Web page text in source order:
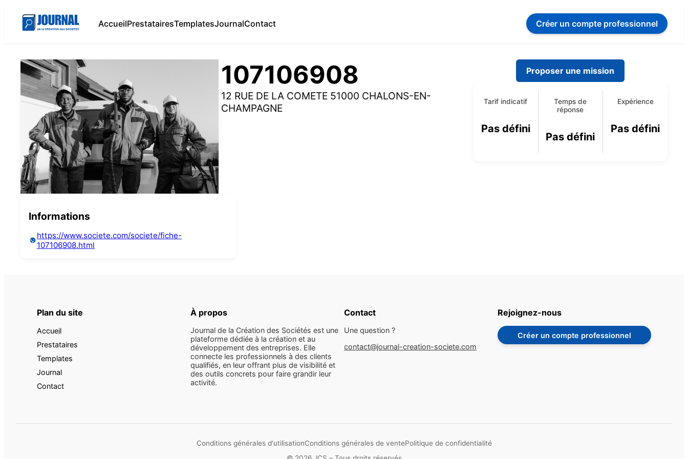
AccueilPrestatairesTemplatesJournalContact Créer un compte professionnel
107106908
12 RUE DE LA COMETE 51000 CHALONS-EN-
CHAMPAGNE
Proposer une mission
Tarif indicatif
Pas défini
Temps de
réponse
Pas défini
Expérience
Pas défini
Informations
https://www.societe.com/societe/fiche-
107106908.html
Plan du site
Accueil
Prestataires
Templates
Journal
Contact
À propos
Journal de la Création des Sociétés est une
plateforme dédiée à la création et au
développement des entreprises. Elle
connecte les professionnels à des clients
qualifiés, en leur offrant plus de visibilité et
des outils concrets pour faire grandir leur
activité.
Contact
Une question ?
contact@journal-creation-societe.com
Rejoignez-nous
Créer un compte professionnel
Conditions générales d'utilisationConditions générales de ventePolitique de confidentialité